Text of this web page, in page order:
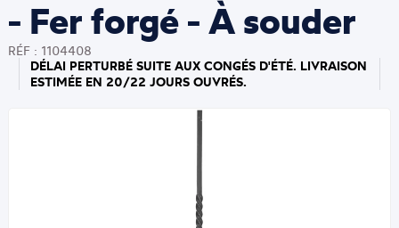
- Fer forgé - À souder
RÉF : 1104408
DÉLAI PERTURBÉ SUITE AUX CONGÉS D'ÉTÉ. LIVRAISON
ESTIMÉE EN 20/22 JOURS OUVRÉS.